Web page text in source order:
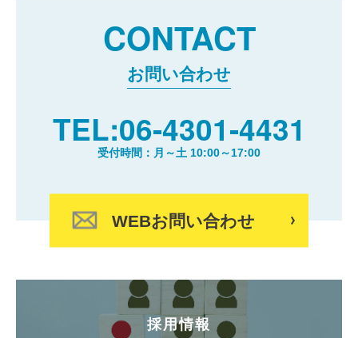
CONTACT
お問い合わせ
TEL:06-4301-4431
受付時間：月～土 10:00～17:00
WEBお問い合わせ
採用情報